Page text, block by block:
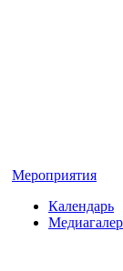
Мероприятия
Календарь